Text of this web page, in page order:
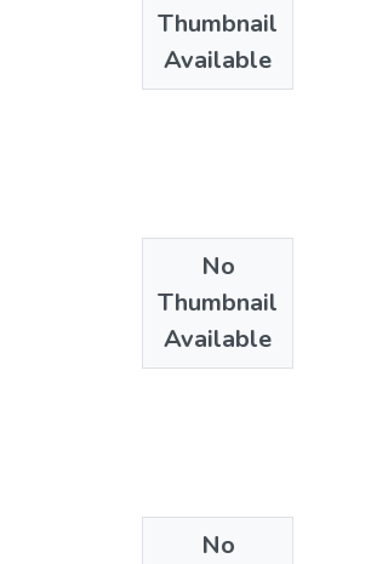
Thumbnail
Available
No
Thumbnail
Available
No